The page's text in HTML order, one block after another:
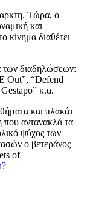
Τώρα, ο
και
κίνημα διαθέτει
των διαδηλώσεων:
Out”, “Defend
κ.α.
και πλακάτ
που αντανακλά τα
ψύχος των
ο βετεράνος
of